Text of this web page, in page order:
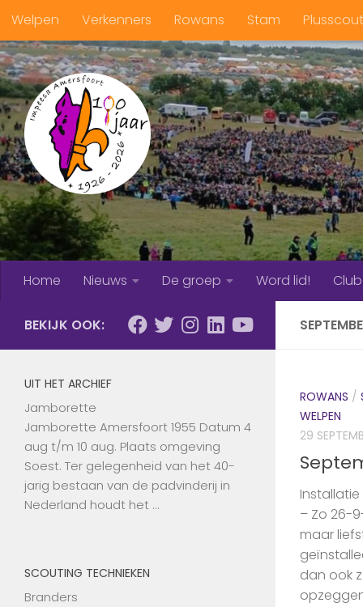
Doorgaan naar inhoud
Welpen Verkenners Rowans Stam
Home Nieuws De groep Word lid!
ROWANS /
WELPEN
29
– Zo 26-
maar
dan ook
BEKIJK OOK:
UIT HET ARCHIEF
Jamborette
Jamborette Amersfoort 1955 Datum 4
aug t/m 10 aug. Plaats omgeving
Soest. Ter gelegenheid van het 40-
jarig bestaan van de padvinderij in
Nederland houdt het …
SCOUTING TECHNIEKEN
Branders